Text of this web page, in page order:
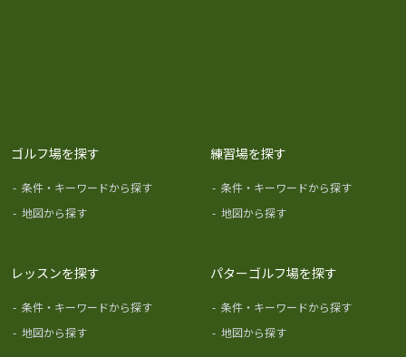
ゴルフ場を探す
- 条件・キーワードから探す
- 地図から探す
練習場を探す
- 条件・キーワードから探す
- 地図から探す
レッスンを探す
- 条件・キーワードから探す
- 地図から探す
パターゴルフ場を探す
- 条件・キーワードから探す
- 地図から探す